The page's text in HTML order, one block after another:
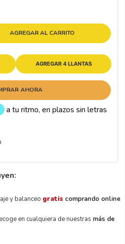
AGREGAR AL CARRITO
AGREGAR 4 LLANTAS
AHORA
y balanceo gratis comprando online
en cualquiera de nuestras más de